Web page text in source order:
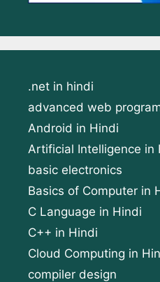
.net in hindi
advanced web
Android in Hindi
Artificial Intelligence in
basic electronics
Basics of Computer in
C Language in Hindi
C++ in Hindi
Cloud Computing in
compiler design